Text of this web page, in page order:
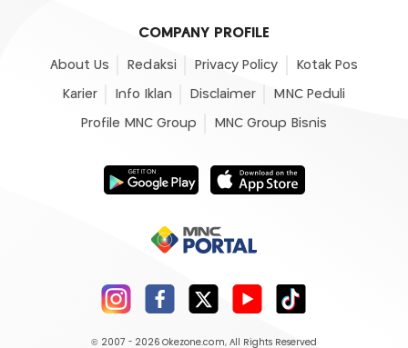
COMPANY PROFILE
About Us Redaksi Privacy Policy Kotak Pos
Karier Info Iklan Disclaimer MNC Peduli
Profile MNC Group MNC Group Bisnis
© 2007 - 2026 Okezone.com, All Rights Reserved